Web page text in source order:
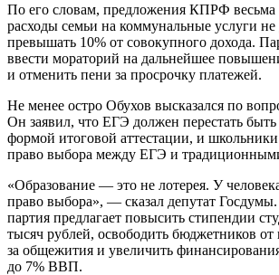
По его словам, предложения КПРФ весьма
расходы семьи на коммунальные услуги
превышать 10% от совокупного дохода.
ввести мораторий на дальнейшее
и отменить пени за просрочку платежей.
Не менее остро Обухов высказался по
Он заявил, что ЕГЭ должен перестать
формой итоговой аттестации, и
право выбора между ЕГЭ и
«Образование — это не лотерея. У
право выбора», — сказал депутат
партия предлагает повысить стипендии
тысяч рублей, освободить бюджетников от
за общежития и увеличить
до 7% ВВП.